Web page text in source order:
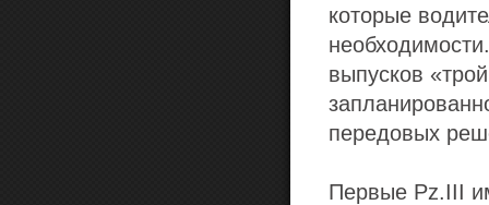
которые
выпусков
передовых
Первые Pz.III